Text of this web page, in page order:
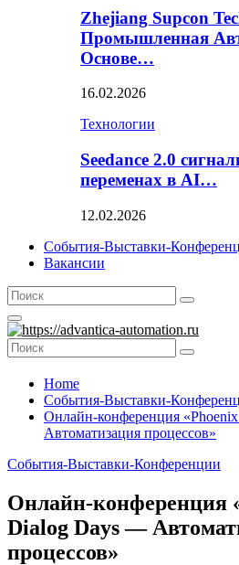
Zhejiang Supcon
Промышленная
Основе…
16.02.2026
Технологии
Seedance 2.0
переменах в AI…
12.02.2026
События-Выставки-
Вакансии
Search
for:
Search
Primary
Menu
Search
for:
Search
Home
События-Выставки-
Онлайн-конференция
Автоматизация процессов»
События-Выставки-Конференции
Онлайн-конференция
Dialog Days —
процессов»